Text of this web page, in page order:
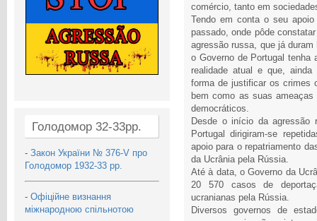
Голодомор 32-33рр.
- Закон України № 376-V про
Голодомор 1932-33 рр.
- Офіційне визнання
міжнародною спільнотою
comércio, tanto em
Tendo em conta o seu
passado, onde pôde
agressão russa, que já
o Governo de Portugal tenha
realidade atual e que,
forma de justificar os crimes
bem como as suas
democráticos.
Desde o início da agressão
Portugal dirigiram-se
apoio para o repatriamento
da Ucrânia pela Rússia.
Até à data, o Governo da
20 570 casos de
ucranianas pela Rússia.
Diversos governos de